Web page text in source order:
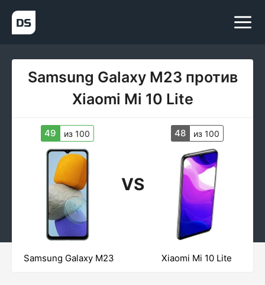
Samsung Galaxy M23 против
Xiaomi Mi 10 Lite
49 из 100
VS
48 из 100
Samsung Galaxy M23 Xiaomi Mi 10 Lite